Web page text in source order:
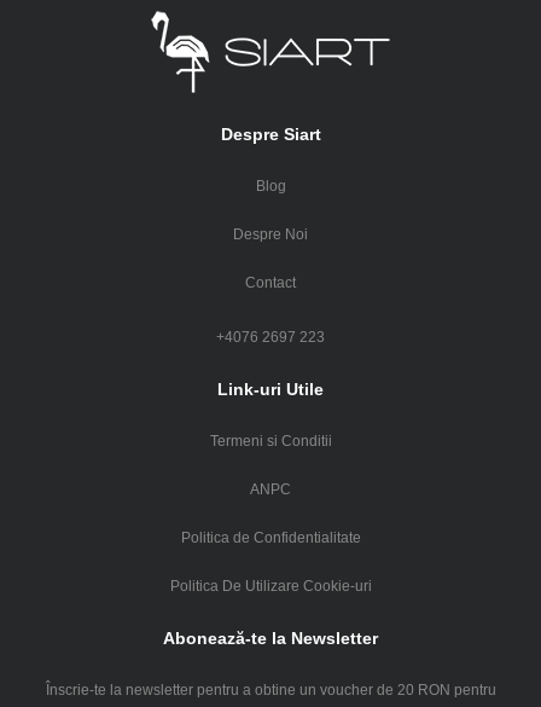
Despre Siart
Blog
Despre Noi
Contact
+4076 2697 223
Link-uri Utile
Termeni si Conditii
ANPC
Politica de Confidentialitate
Politica De Utilizare Cookie-uri
Abonează-te la Newsletter
Înscrie-te la newsletter pentru a obtine un voucher de 20 RON pentru